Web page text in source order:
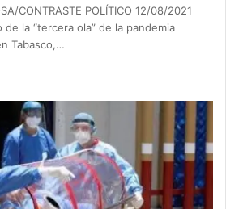
CONTRASTE POLÍTICO 12/08/2021
de la “tercera ola” de la pandemia
Tabasco,…